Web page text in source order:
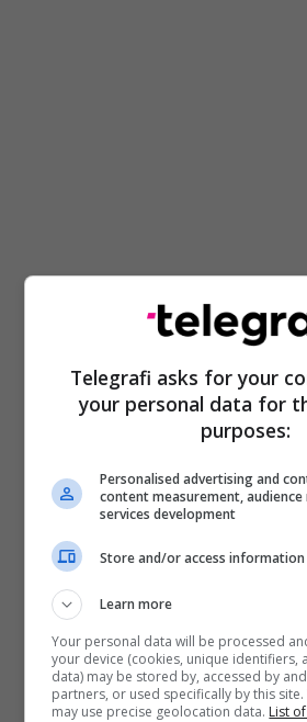
Telegrafi asks for your
your personal data for
purposes:
Personalised advertising and
content measurement, audience
services development
Store and/or access information
Learn more
Your personal data will be processed
your device (cookies, unique identifiers,
data) may be stored by, accessed by
partners, or used specifically by this
may use precise geolocation data. List